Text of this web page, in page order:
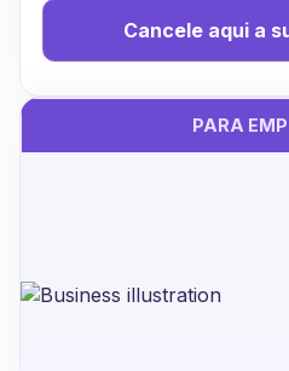
Cancele aqui a
PARA